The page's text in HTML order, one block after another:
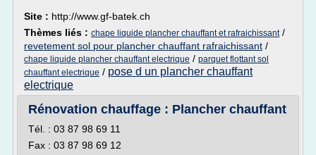
Site : http://www.gf-batek.ch
Thèmes liés : chape liquide plancher chauffant et rafraichissant/
revetement sol pour plancher chauffant rafraichissant /
chape liquide plancher chauffant electrique / parquet flottant sol
chauffant electrique / pose d un plancher chauffant
electrique
Rénovation chauffage : Plancher chauffant
Tél. : 03 87 98 69 11
Fax : 03 87 98 69 12